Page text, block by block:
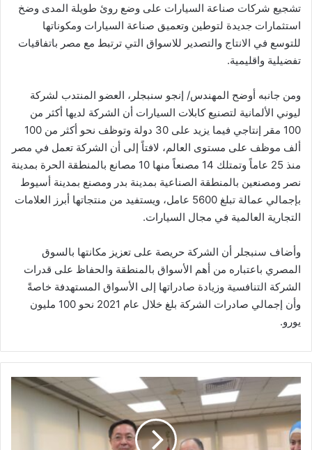
تشجيع شركات صناعة السيارات على وضع روئ طويلة المدى وضخ
استثمارات جديدة لتوطين وتعميق صناعة السيارات ومكوناتها
للتوسع في الانتاج والتصدير للاسواق التي ترتبط مع مصر باتفاقيات
تفضيلية واقليمية.
ومن جانبه أوضح المهندس/ إنجو سنبجلر، العضو المنتدب لشركة
ليوني الألمانية لتصنيع كابلات السيارات أن الشركة لديها أكثر من
100 مقر إنتاجي فيما يزيد على 30 دولة وتوظف نحو أكثر من 100
ألف موظف على مستوى العالم، لافتاً إلى أن الشركة تعمل في مصر
منذ 25 عاماً وتمتلك 14 مصنعاً منها 10 مصانع بالمنطقة الحرة بمدينة
نصر ومصنعين بالمنطقة الصناعية بمدينة بدر ومصنع بمدينة أسيوط
بإجمالي عمالة تبلغ 5600 عامل، ويستفيد من منتجاتها أبرز العلامات
التجارية العالمية في مجال السيارات.
وأضاف سنبجلر أن الشركة حريصة على تعزيز مكانتها بالسوق
المصري باعتباره من أهم الأسواق بالمنطقة والحفاظ على قدرات
الشركة التنافسية وزيادة صادراتها إلى الأسواق المستهدفة خاصةً
وأن إجمالي صادرات الشركة بلغ خلال عام 2021 نحو 100 مليون
يورو.
معيط
يلتقي
سفير
كازاخستان
ويبحث